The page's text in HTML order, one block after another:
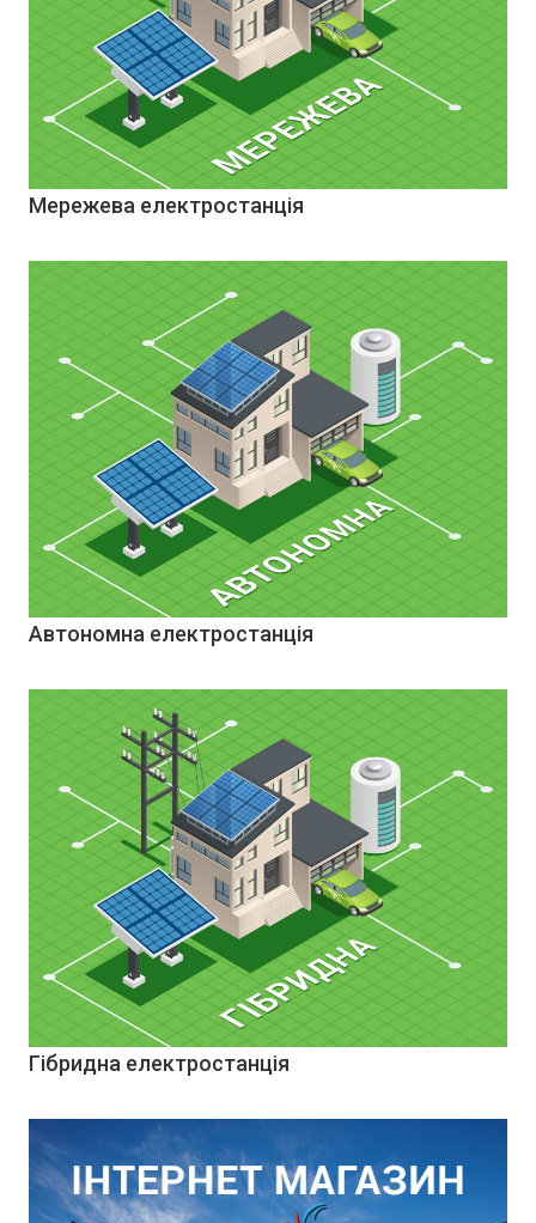
Мережева електростанція
Автономна електростанція
Гібридна електростанція